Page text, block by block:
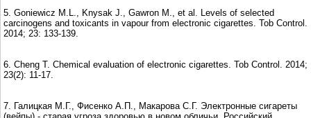
5. Goniewicz M.L., Knysak J., Gawron M., et al. Levels of selected
carcinogens and toxicants in vapour from electronic cigarettes. Tob Control.
2014; 23: 133-139.
6. Cheng T. Chemical evaluation of electronic cigarettes. Tob Control. 2014;
23(2): 11-17.
7. Галицкая М.Г., Фисенко А.П., Макарова С.Г. Электронные сигареты